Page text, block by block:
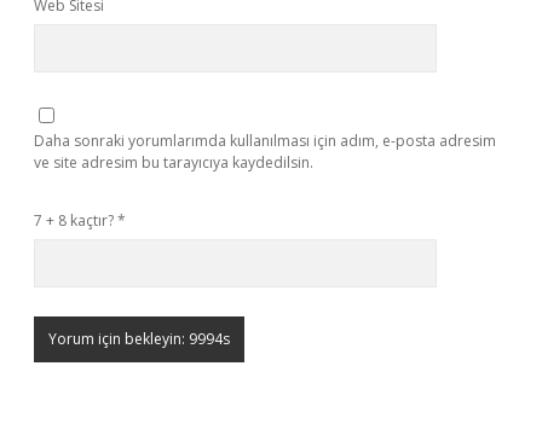
Web Sitesi
Daha sonraki yorumlarımda kullanılması için adım, e-posta adresim
ve site adresim bu tarayıcıya kaydedilsin.
7 + 8 kaçtır?*